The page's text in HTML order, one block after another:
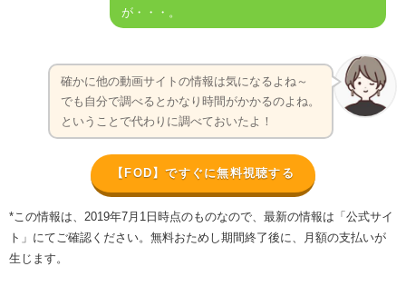
が・・・。
確かに他の動画サイトの情報は気になるよね～
でも自分で調べるとかなり時間がかかるのよね。
ということで代わりに調べておいたよ！
【FOD】ですぐに無料視聴する
*この情報は、2019年7月1日時点のものなので、最新の情報は「公式サイ
ト」にてご確認ください。無料おためし期間終了後に、月額の支払いが
生じます。